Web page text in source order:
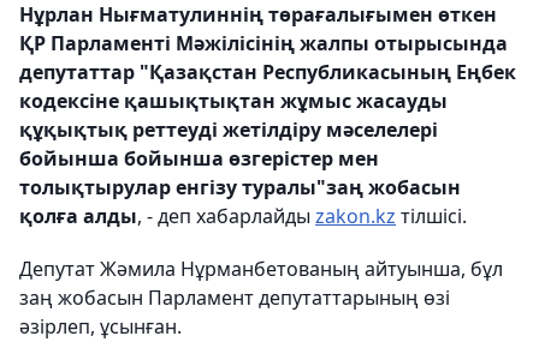
Нұрлан Нығматулиннің төрағалығымен өткен
ҚР Парламенті Мәжілісінің жалпы отырысында
депутаттар "Қазақстан Республикасының Еңбек
кодексіне қашықтықтан жұмыс жасауды
құқықтық реттеуді жетілдіру мәселелері
бойынша бойынша өзгерістер мен
толықтырулар енгізу туралы"заң жобасын
қолға алды, - деп хабарлайды zakon.kz тілшісі.
Депутат Жәмила Нұрманбетованың айтуынша, бұл
заң жобасын Парламент депутаттарының өзі
әзірлеп, ұсынған.